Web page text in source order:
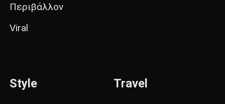
Περιβάλλον
Viral
Style Travel